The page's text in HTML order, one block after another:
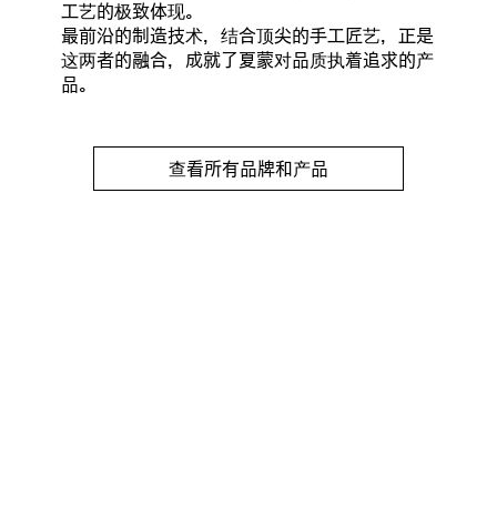
工艺的极致体现。
最前沿的制造技术，结合顶尖的手工匠艺，正是
这两者的融合，成就了夏蒙对品质执着追求的产
品。
查看所有品牌和产品